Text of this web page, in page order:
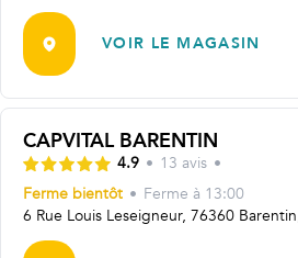
VOIR LE MAGASIN
CAPVITAL BARENTIN
4.9 • 13 avis •
Ferme bientôt • Ferme à 13:00
6 Rue Louis Leseigneur, 76360